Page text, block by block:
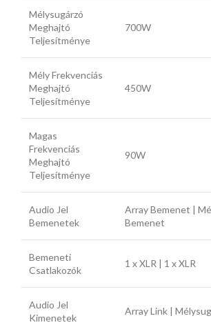
Mélysugárzó
Meghajtó
Teljesítménye
700W
Mély Frekvenciás
Meghajtó
Teljesítménye
450W
Magas
Frekvenciás
Meghajtó
Teljesítménye
90W
Audio Jel
Bemenetek
Array Bemenet |
Bemenet
Bemeneti
Csatlakozók
1 x XLR | 1 x XLR
Audio Jel
Kimenetek
Array Link |